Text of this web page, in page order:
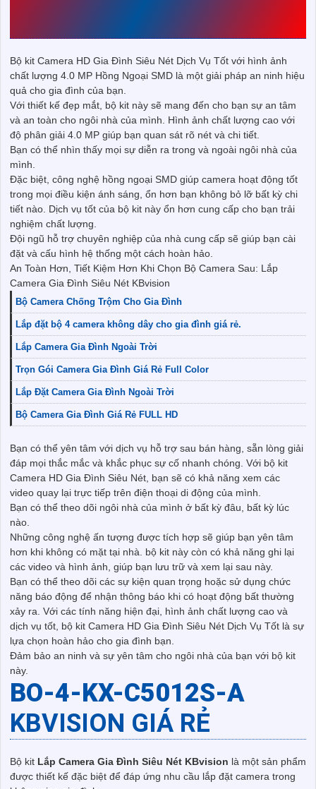
Bộ kit Camera HD Gia Đình Siêu Nét Dịch Vụ Tốt với hình ảnh
chất lượng 4.0 MP Hồng Ngoại SMD là một giải pháp an ninh hiệu
quả cho gia đình của bạn.
Với thiết kế đẹp mắt, bộ kit này sẽ mang đến cho bạn sự an tâm
và an toàn cho ngôi nhà của mình. Hình ảnh chất lượng cao với
độ phân giải 4.0 MP giúp bạn quan sát rõ nét và chi tiết.
Bạn có thể nhìn thấy mọi sự diễn ra trong và ngoài ngôi nhà của
mình.
Đặc biệt, công nghệ hồng ngoại SMD giúp camera hoạt động tốt
trong mọi điều kiện ánh sáng, ổn hơn bạn không bỏ lỡ bất kỳ chi
tiết nào. Dịch vụ tốt của bộ kit này ổn hơn cung cấp cho bạn trải
nghiệm chất lượng.
Đội ngũ hỗ trợ chuyên nghiệp của nhà cung cấp sẽ giúp bạn cài
đặt và cấu hình hệ thống một cách hoàn hảo.
An Toàn Hơn, Tiết Kiệm Hơn Khi Chọn Bộ Camera Sau: Lắp
Camera Gia Đình Siêu Nét KBvision
Bộ Camera Chống Trộm Cho Gia Đình
Lắp đặt bộ 4 camera không dây cho gia đình giá rẻ.
Lắp Camera Gia Đình Ngoài Trời
Trọn Gói Camera Gia Đình Giá Rẻ Full Color
Lắp Đặt Camera Gia Đình Ngoài Trời
Bộ Camera Gia Đình Giá Rẻ FULL HD
Bạn có thể yên tâm với dịch vụ hỗ trợ sau bán hàng, sẵn lòng giải
đáp mọi thắc mắc và khắc phục sự cố nhanh chóng. Với bộ kit
Camera HD Gia Đình Siêu Nét, bạn sẽ có khả năng xem các
video quay lại trực tiếp trên điện thoại di động của mình.
Bạn có thể theo dõi ngôi nhà của mình ở bất kỳ đâu, bất kỳ lúc
nào.
Những công nghệ ấn tượng được tích hợp sẽ giúp bạn yên tâm
hơn khi không có mặt tại nhà. bộ kit này còn có khả năng ghi lại
các video và hình ảnh, giúp bạn lưu trữ và xem lại sau này.
Bạn có thể theo dõi các sự kiện quan trọng hoặc sử dụng chức
năng báo động để nhận thông báo khi có hoạt động bất thường
xảy ra. Với các tính năng hiện đại, hình ảnh chất lượng cao và
dịch vụ tốt, bộ kit Camera HD Gia Đình Siêu Nét Dịch Vụ Tốt là sự
lựa chọn hoàn hảo cho gia đình bạn.
Đảm bảo an ninh và sự yên tâm cho ngôi nhà của bạn với bộ kit
này.
BO-4-KX-C5012S-A
KBVISION GIÁ RẺ
Bộ kit Lắp Camera Gia Đình Siêu Nét KBvision là một sản phẩm
được thiết kế đặc biệt để đáp ứng nhu cầu lắp đặt camera trong